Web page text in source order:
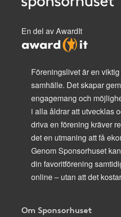
En del av AwardIt
Föreningslivet är en
samhälle. Det skapar
engagemang och
i alla åldrar att utvecklas
driva en förening kräver
det en utmaning att få
Genom Sponsorhuset
din favoritförening
online – utan att det
Om Sponsorhuset